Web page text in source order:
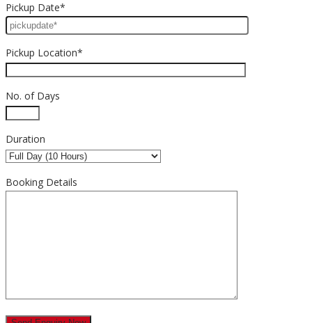
Pickup Date*
Pickup Location*
No. of Days
Duration
Booking Details